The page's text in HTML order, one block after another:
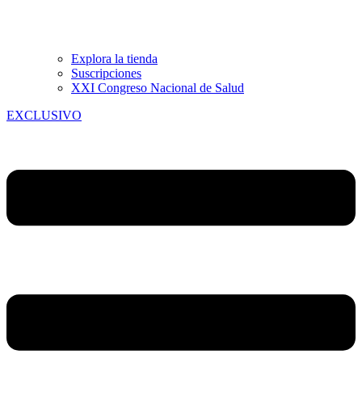
Explora la tienda
Suscripciones
XXI Congreso Nacional de Salud
EXCLUSIVO